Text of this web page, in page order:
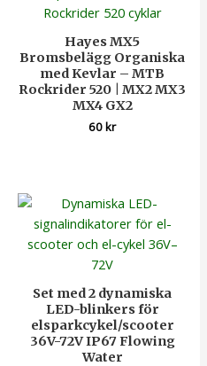
Hayes MX5
Bromsbelägg Organiska
med Kevlar – MTB
Rockrider 520 | MX2 MX3
MX4 GX2
60kr
Set med 2 dynamiska
LED-blinkers för
elsparkcykel/scooter
36V-72V IP67 Flowing
Water